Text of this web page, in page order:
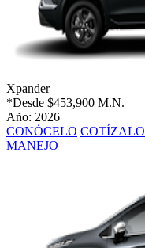
Xpander
*Desde $453,900 M.N.
Año: 2026
CONÓCELO COTÍZALO
MANEJO